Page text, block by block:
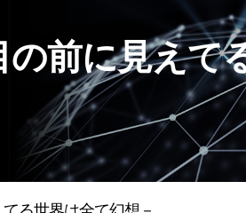
前に見えて